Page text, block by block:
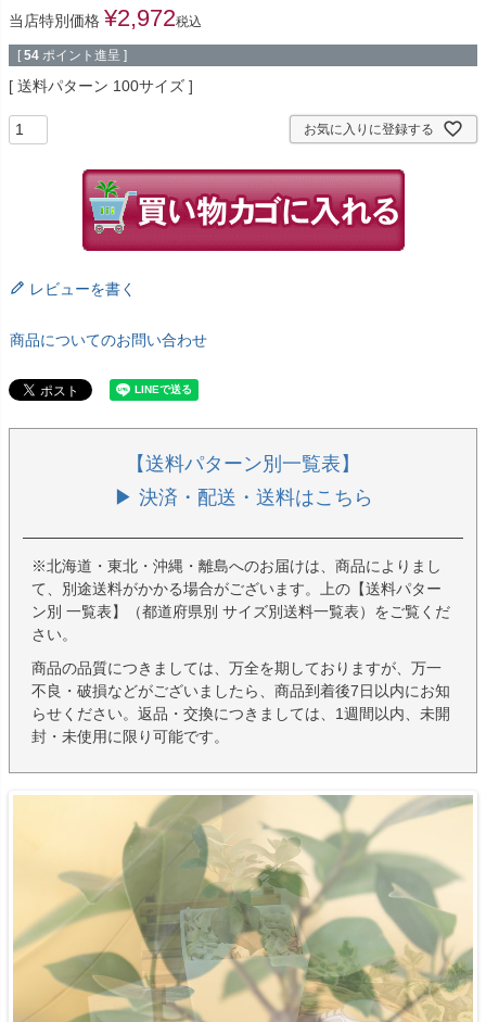
当店特別価格 ¥2,972税込
[ 54 ポイント進呈 ]
送料パターン 100サイズ
お気に入りに登録する
レビューを書く
商品についてのお問い合わせ
【送料パターン別一覧表】
▶ 決済・配送・送料はこちら
※北海道・東北・沖縄・離島へのお届けは、商品によりまし
て、別途送料がかかる場合がございます。上の【送料パター
ン別 一覧表】（都道府県別 サイズ別送料一覧表）をご覧くだ
さい。
商品の品質につきましては、万全を期しておりますが、万一
不良・破損などがございましたら、商品到着後7日以内にお知
らせください。返品・交換につきましては、1週間以内、未開
封・未使用に限り可能です。